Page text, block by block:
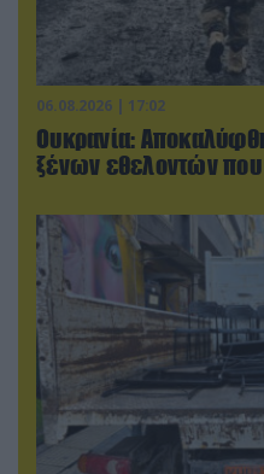
06.08.2026 | 17:02
Ουκρανία:
ξένων εθελοντών που